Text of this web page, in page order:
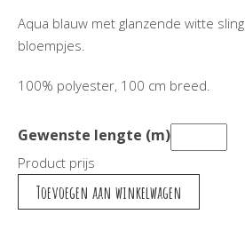
Aqua blauw met glanzende witte
bloempjes.
100% polyester, 100 cm breed.
Gewenste lengte (m)
Product prijs
Jaquard
aantal
Toevoegen aan winkelwagen